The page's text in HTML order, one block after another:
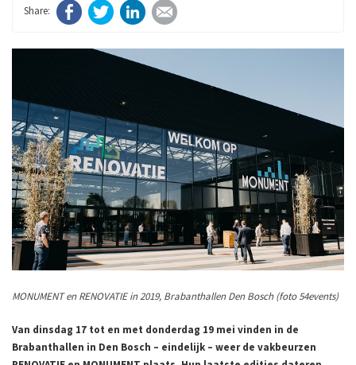
FacebookTwitter LinkedIn
MONUMENT en RENOVATIE in 2019, Brabanthallen Den Bosch (foto 54events)
Van dinsdag 17 tot en met donderdag 19 mei vinden in de
Brabanthallen in Den Bosch – eindelijk – weer de vakbeurzen